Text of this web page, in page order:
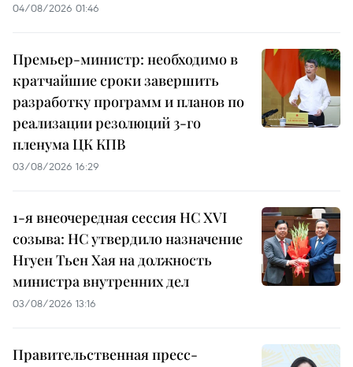
04/08/2026 01:46
Премьер-министр: необходимо в
кратчайшие сроки завершить
разработку программ и планов по
реализации резолюций 3-го
пленума ЦК КПВ
03/08/2026 16:29
1-я внеочередная сессия НС XVI
созыва: НС утвердило назначение
Нгуен Тьен Хая на должность
министра внутренних дел
03/08/2026 13:16
Правительственная пресс-